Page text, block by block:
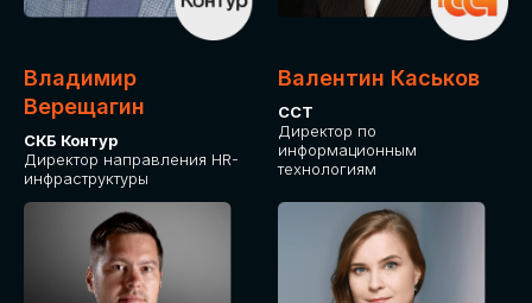
Владимир
Верещагин
СКБ Контур
Директор направления HR-
инфраструктуры
Валентин Каськов
ССТ
Директор по
информационным
технологиям